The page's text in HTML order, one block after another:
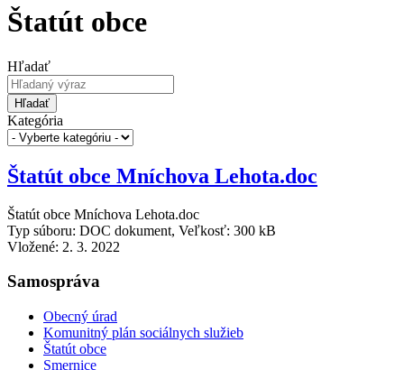
Štatút obce
Hľadať
Hľadať
Kategória
Štatút obce Mníchova Lehota.doc
Štatút obce Mníchova Lehota.doc
Typ súboru: DOC dokument, Veľkosť: 300 kB
Vložené: 2. 3. 2022
Samospráva
Obecný úrad
Komunitný plán sociálnych služieb
Štatút obce
Smernice